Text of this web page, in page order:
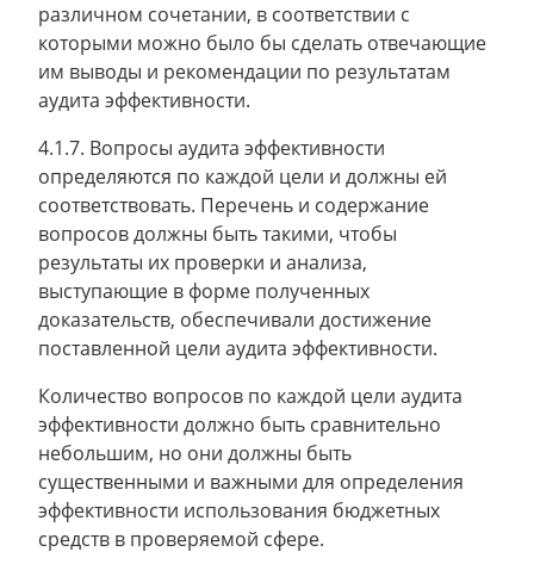
различном сочетании, в соответствии с
которыми можно было бы сделать отвечающие
им выводы и рекомендации по результатам
аудита эффективности.
4.1.7. Вопросы аудита эффективности
определяются по каждой цели и должны ей
соответствовать. Перечень и содержание
вопросов должны быть такими, чтобы
результаты их проверки и анализа,
выступающие в форме полученных
доказательств, обеспечивали достижение
поставленной цели аудита эффективности.
Количество вопросов по каждой цели аудита
эффективности должно быть сравнительно
небольшим, но они должны быть
существенными и важными для определения
эффективности использования бюджетных
средств в проверяемой сфере.